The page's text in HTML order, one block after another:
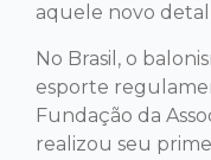
aquele novo
No Brasil, o
esporte
Fundação da
realizou seu